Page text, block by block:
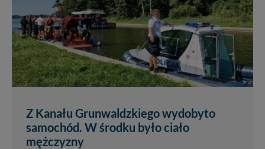
Z Kanału Grunwaldzkiego wydobyto
samochód. W środku było ciało
mężczyzny